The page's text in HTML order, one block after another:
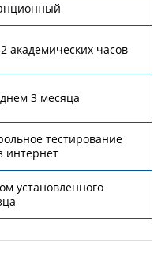
академических часов
3 месяца
тестирование
интернет
установленного